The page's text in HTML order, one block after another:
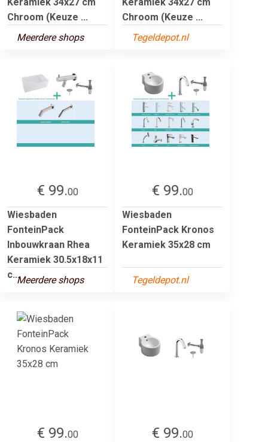
Chroom (Keuze ...
Meerdere shops
Chroom (Keuze ...
Tegeldepot.nl
€ 99.00
Wiesbaden
FonteinPack
Inbouwkraan Rhea
Keramiek 30.5x18x11
c...Meerdere shops
€ 99.00
Wiesbaden
FonteinPack Kronos
Keramiek 35x28 cm
Tegeldepot.nl
€ 99.00
€ 99.00